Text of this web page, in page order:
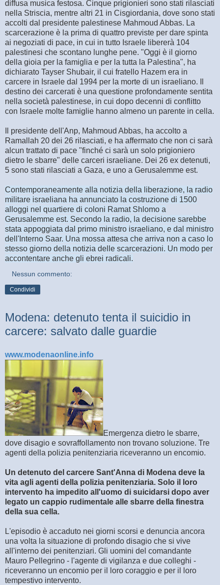
diffusa musica festosa. Cinque prigionieri sono stati rilasciati
nella Striscia, mentre altri 21 in Cisgiordania, dove sono stati
accolti dal presidente palestinese Mahmoud Abbas. La
scarcerazione è la prima di quattro previste per dare spinta
ai negoziati di pace, in cui in tutto Israele libererà 104
palestinesi che scontano lunghe pene. "Oggi è il giorno
della gioia per la famiglia e per la tutta la Palestina", ha
dichiarato Tayser Shubair, il cui fratello Hazem era in
carcere in Israele dal 1994 per la morte di un israeliano. Il
destino dei carcerati è una questione profondamente sentita
nella società palestinese, in cui dopo decenni di conflitto
con Israele molte famiglie hanno almeno un parente in cella.
Il presidente dell'Anp, Mahmoud Abbas, ha accolto a
Ramallah 20 dei 26 rilasciati, e ha affermato che non ci sarà
alcun trattato di pace "finché ci sarà un solo prigioniero
dietro le sbarre" delle carceri israeliane. Dei 26 ex detenuti,
5 sono stati rilasciati a Gaza, e uno a Gerusalemme est.
Contemporaneamente alla notizia della liberazione, la radio
militare israeliana ha annunciato la costruzione di 1500
alloggi nel quartiere di coloni Ramat Shlomo a
Gerusalemme est. Secondo la radio, la decisione sarebbe
stata appoggiata dal primo ministro israeliano, e dal ministro
dell'Interno Saar. Una mossa attesa che arriva non a caso lo
stesso giorno della notizia delle scarcerazioni. Un modo per
accontentare anche gli ebrei radicali.
Nessun commento:
Condividi
Modena: detenuto tenta il suicidio in
carcere: salvato dalle guardie
www.modenaonline.info
Emergenza dietro le sbarre,
dove disagio e sovraffollamento non trovano soluzione. Tre
agenti della polizia penitenziaria riceveranno un encomio.
Un detenuto del carcere Sant'Anna di Modena deve la
vita agli agenti della polizia penitenziaria. Solo il loro
intervento ha impedito all'uomo di suicidarsi dopo aver
legato un cappio rudimentale alle sbarre della finestra
della sua cella.
L'episodio è accaduto nei giorni scorsi e denuncia ancora
una volta la situazione di profondo disagio che si vive
all'interno dei penitenziari. Gli uomini del comandante
Mauro Pellegrino - l'agente di vigilanza e due colleghi -
riceveranno un encomio per il loro coraggio e per il loro
tempestivo intervento.